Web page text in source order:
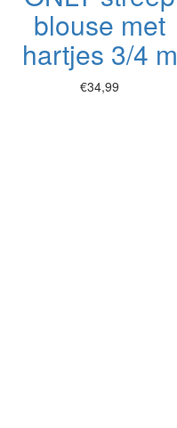
blouse met
hartjes 3/4 m
€34,99